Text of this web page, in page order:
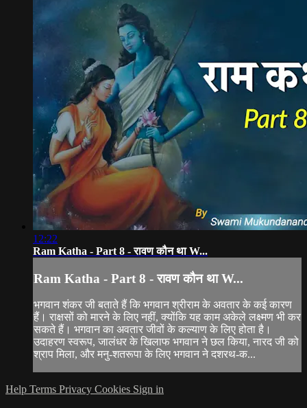
12:22
Ram Katha - Part 8 - रावण कौन था W...
Ram Katha - Part 8 - रावण कौन था W...
भगवान शंकर जी बताते हैं कि भगवान श्रीराम के अवतार के कई कारण
हैं। राक्षसों को मारने के लिए नहीं, क्योंकि यह काम अकेले लक्ष्मण भी कर
सकते हैं। भगवान का अवतार जीवों के कल्याण के लिए होता है।
उदाहरण स्वरूप, जालंधर के खिलाफ भगवान ने छल किया, नारद जी को
श्राप मिला, और मनु-शतरूपा के लिए भगवान ने दशरथ-क...
Help Terms Privacy Cookies Sign in